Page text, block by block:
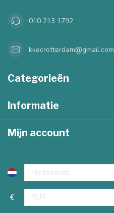
010 213 1792
kkecrotterdam@gmail.com
Categorieën
Informatie
Mijn account
€